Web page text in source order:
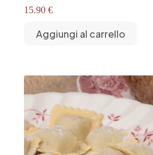
15.90 €
Aggiungi al carrello